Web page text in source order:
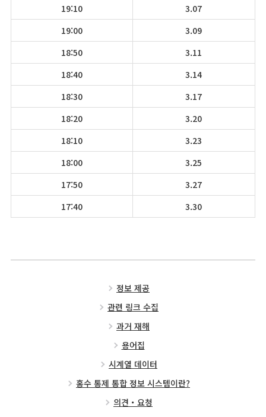
19:10
3.07
19:00
3.09
18:50
3.11
18:40
3.14
18:30
3.17
18:20
3.20
18:10
3.23
18:00
3.25
17:50
3.27
17:40
3.30
정보 제공
관련 링크 수집
과거 재해
용어집
시계열 데이터
홍수 통제 통합 정보 시스템이란?
의견・요청